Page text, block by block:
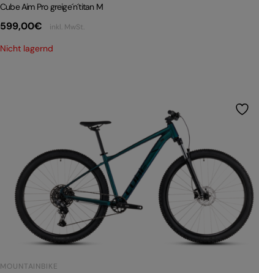
Cube Aim Pro greige´n´titan M
599,00€ inkl. MwSt.
Nicht lagernd
MOUNTAINBIKE